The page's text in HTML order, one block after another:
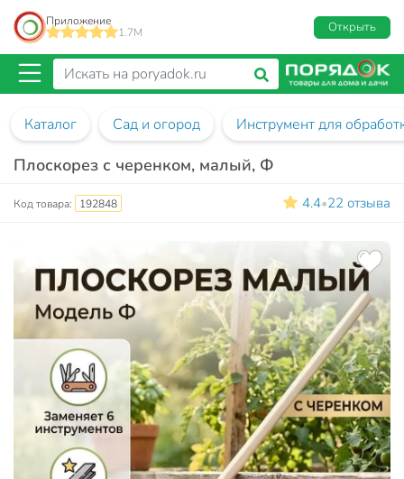
Приложение
1.7M
Открыть
Каталог Сад и огород Инструмент для
Плоскорез с черенком, малый, Ф
Код товара: 192848 4.4•22 отзыва